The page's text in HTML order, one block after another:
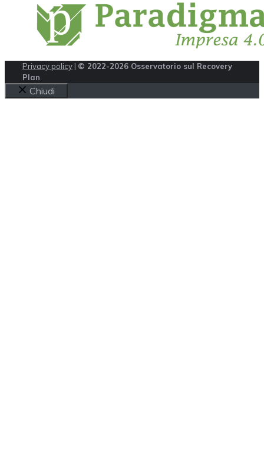
Privacy policy | © 2022-2026 Osservatorio sul Recovery
Plan
Chiudi